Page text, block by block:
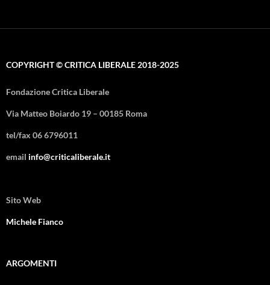
COPYRIGHT © CRITICA LIBERALE 2018-2025
Fondazione Critica Liberale
Via Matteo Boiardo 19 – 00185 Roma
tel/fax 06 6796011
email info@criticaliberale.it
Sito Web
Michele Fianco
ARGOMENTI